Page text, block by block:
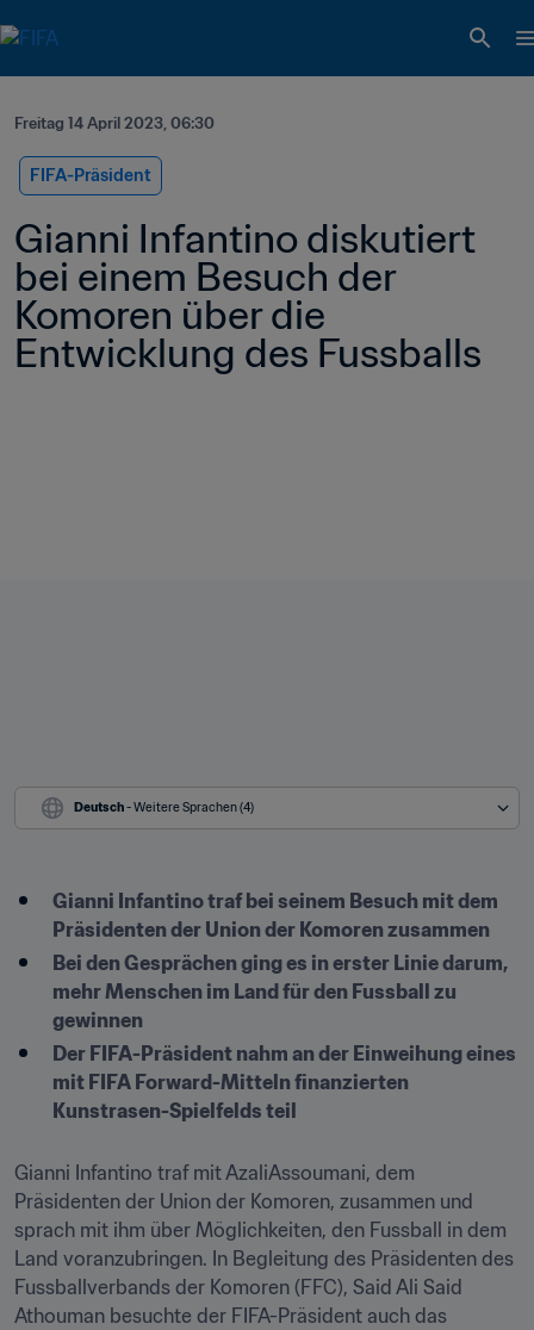
Freitag 14 April 2023, 06:30
FIFA-Präsident
Gianni Infantino diskutiert
bei einem Besuch der
Komoren über die
Entwicklung des Fussballs
Deutsch - Weitere Sprachen (4)
Gianni Infantino traf bei seinem Besuch mit dem
Präsidenten der Union der Komoren zusammen
Bei den Gesprächen ging es in erster Linie darum,
mehr Menschen im Land für den Fussball zu
gewinnen
Der FIFA-Präsident nahm an der Einweihung eines
mit FIFA Forward-Mitteln finanzierten
Kunstrasen-Spielfelds teil
Gianni Infantino traf mit AzaliAssoumani, dem
Präsidenten der Union der Komoren, zusammen und
sprach mit ihm über Möglichkeiten, den Fussball in dem
Land voranzubringen. In Begleitung des Präsidenten des
Fussballverbands der Komoren (FFC), Said Ali Said
Athouman besuchte der FIFA-Präsident auch das